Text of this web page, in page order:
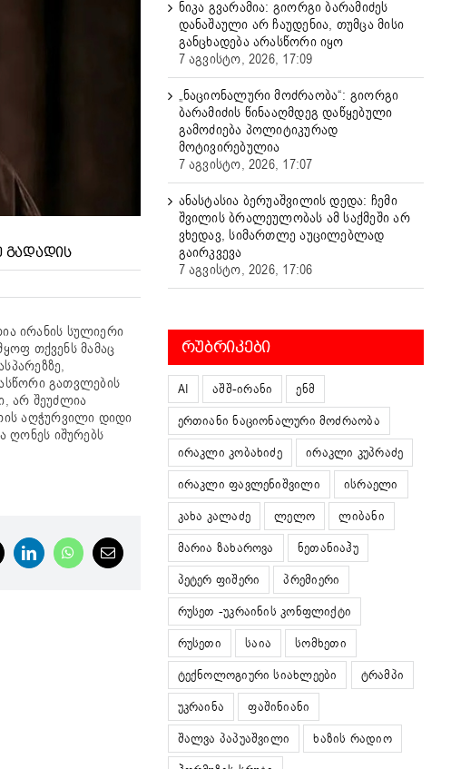
ᲒᲐᲓᲐᲓᲘᲡ
ირანის სულიერი
თქვენს მამაც
გათვლების
არ შეუძლია
აღჭურვილი დიდი
ღონეს იშურებს
LinkedInWhatsApp
Email
ნიკა გვარამია: გიორგი ბარამიძეს
დანაშაული არ ჩაუდენია, თუმცა მისი
განცხადება არასწორი იყო
7 აგვისტო, 2026, 17:09
„ნაციონალური მოძრაობა“: გიორგი
ბარამიძის წინააღმდეგ დაწყებული
გამოძიება პოლიტიკურად
მოტივირებულია
7 აგვისტო, 2026, 17:07
ანასტასია ბერუაშვილის დედა: ჩემი
შვილის ბრალეულობას ამ საქმეში არ
ვხედავ, სიმართლე აუცილებლად
გაირკვევა
7 აგვისტო, 2026, 17:06
ᲠᲣᲑᲠᲘᲙᲔᲑᲘ
AI აშშ-ირანი
ენმ
ერთიანი ნაციონალური მოძრაობა
ირაკლი კობახიძე
ირაკლი კუპრაძე
ირაკლი ფავლენიშვილი
ისრაელი
კახა კალაძე
ლელო
ლიბანი
მარია ზახაროვა
ნეთანიაჰუ
პეტერ ფიშერი
პრემიერი
რუსეთ -უკრაინის კონფლიქტი
რუსეთი
საია
სომხეთი
ტექნოლოგიური სიახლეები
ტრამპი
უკრაინა
ფაშინიანი
შალვა პაპუაშვილი
ხაზის რადიო